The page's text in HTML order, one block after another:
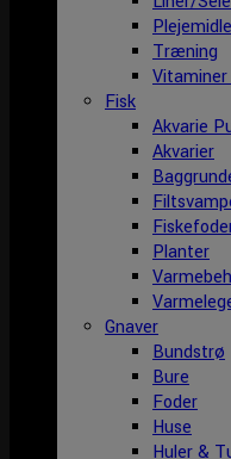
Træning
Fisk
Akvarie
Akvarier
Planter
Gnaver
Bundstrø
Bure
Foder
Huse
Huler &